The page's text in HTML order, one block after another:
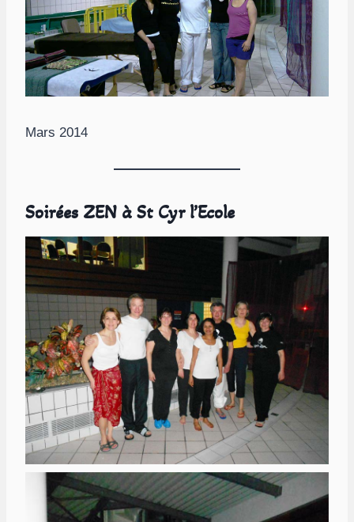
Mars 2014
Soirées ZEN à St Cyr l’Ecole